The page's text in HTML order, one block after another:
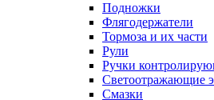
Подножки
Флягодержатели
Тормоза и их части
Рули
Ручки
Светоотражающие
Смазки